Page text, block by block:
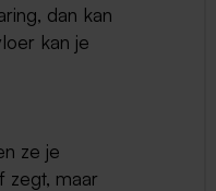
dan kan
kan je
ze je
zegt, maar